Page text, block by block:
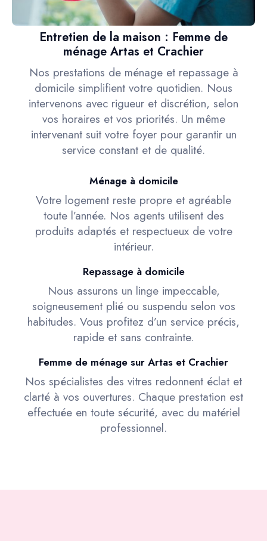
Entretien de la maison : Femme de
ménage Artas et Crachier
Nos prestations de ménage et repassage à
domicile simplifient votre quotidien. Nous
intervenons avec rigueur et discrétion, selon
vos horaires et vos priorités. Un même
intervenant suit votre foyer pour garantir un
service constant et de qualité.
Ménage à domicile
Votre logement reste propre et agréable
toute l’année. Nos agents utilisent des
produits adaptés et respectueux de votre
intérieur.
Repassage à domicile
Nous assurons un linge impeccable,
soigneusement plié ou suspendu selon vos
habitudes. Vous profitez d’un service précis,
rapide et sans contrainte.
Femme de ménage sur Artas et Crachier
Nos spécialistes des vitres redonnent éclat et
clarté à vos ouvertures. Chaque prestation est
effectuée en toute sécurité, avec du matériel
professionnel.